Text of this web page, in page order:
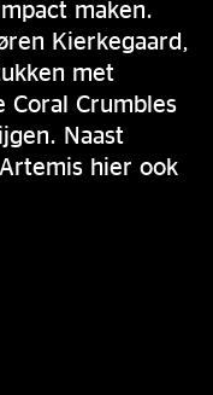
maken.
Kierkegaard,
met
Crumbles
Naast
hier ook